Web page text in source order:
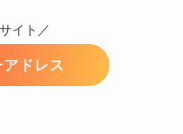
イト／
ドレス